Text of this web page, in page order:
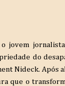
jovem
do
Nideck. Após
que o